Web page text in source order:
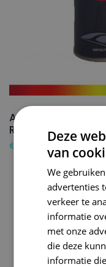
AUDI Autolak +
RED – 150ml
€
Deze
van
We
advertenties
verkeer te
informatie
met onze
die deze
informatie